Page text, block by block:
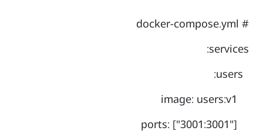
# docker-compose.yml
services: